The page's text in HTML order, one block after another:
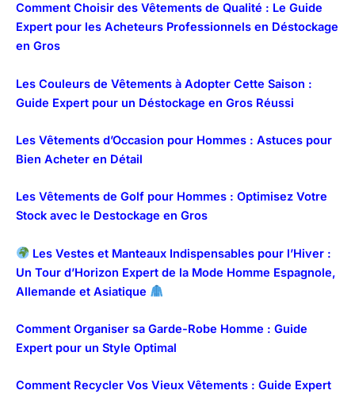
Comment Choisir des Vêtements de Qualité : Le Guide
Expert pour les Acheteurs Professionnels en Déstockage
en Gros
Les Couleurs de Vêtements à Adopter Cette Saison :
Guide Expert pour un Déstockage en Gros Réussi
Les Vêtements d’Occasion pour Hommes : Astuces pour
Bien Acheter en Détail
Les Vêtements de Golf pour Hommes : Optimisez Votre
Stock avec le Destockage en Gros
Les Vestes et Manteaux Indispensables pour l’Hiver :
Un Tour d’Horizon Expert de la Mode Homme Espagnole,
Allemande et Asiatique
Comment Organiser sa Garde-Robe Homme : Guide
Expert pour un Style Optimal
Comment Recycler Vos Vieux Vêtements : Guide Expert